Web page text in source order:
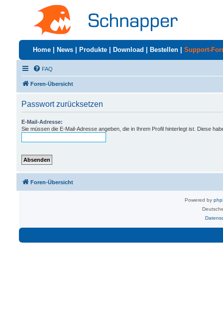
Home News Produkte Download Bestellen Support-
FAQ
Foren-Übersicht
Passwort zurücksetzen
E-Mail-Adresse:
Sie müssen die E-Mail-Adresse angeben, die in Ihrem Profil hinterlegt ist. Diese
Foren-Übersicht
Powered by